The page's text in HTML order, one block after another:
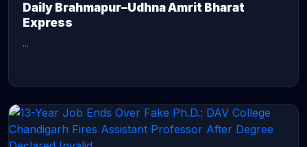
Daily Brahmapur–Udhna Amrit Bharat
Express
...